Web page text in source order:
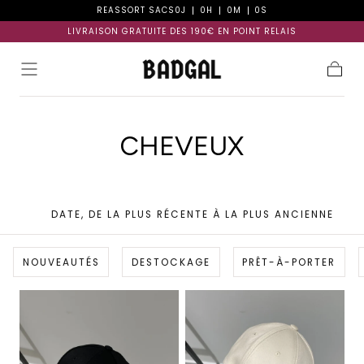
Passer au
contenu
RÉASSORT SACS 0J 0 H 0 M 0 S
LIVRAISON GRATUITE DÈS 190€ EN POINT RELAIS
COLLECTION:
CHEVEUX
DATE, DE LA PLUS RÉCENTE À LA PLUS ANCIENNE
NOUVEAUTÉS DESTOCKAGE PRÊT-À-PORTER